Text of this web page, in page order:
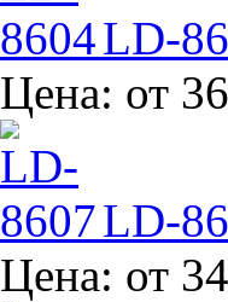
LD-
Цена: от
LD-
Цена: от